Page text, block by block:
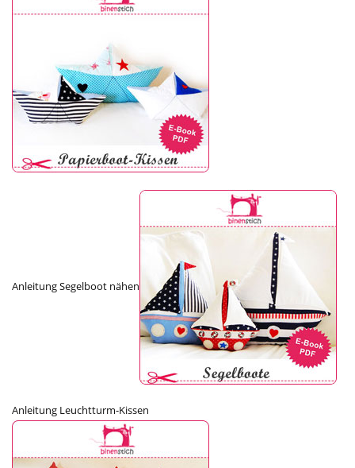
Anleitung Segelboot nähen
Anleitung Leuchtturm-Kissen